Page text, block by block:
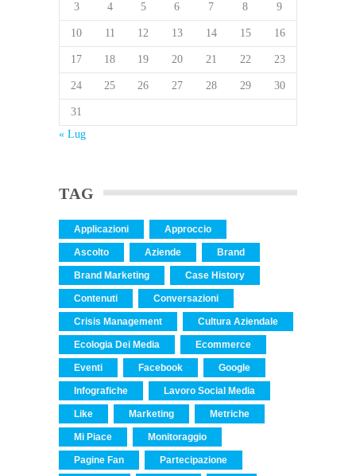
3 4 5 6 7 8 9
10 11 12 13 14 15 16
17 18 19 20 21 22 23
24 25 26 27 28 29 30
31
« Lug
TAG
Applicazioni Approccio
Ascolto Aziende Brand
Brand Marketing Case History
Contenuti Conversazioni
Crisis Management Cultura Aziendale
Ecologia Dei Media Ecommerce
Eventi Facebook Google
Infografiche Lavoro Social Media
Like Marketing Metriche
Mi Piace Monitoraggio
Pagine Fan Partecipazione